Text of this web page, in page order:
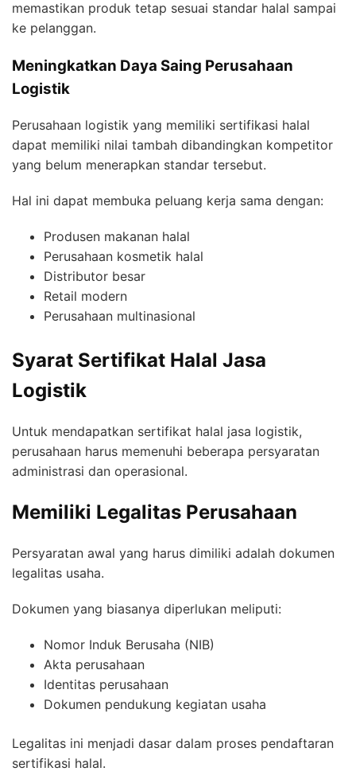
memastikan produk tetap sesuai standar halal sampai
ke pelanggan.
Meningkatkan Daya Saing Perusahaan
Logistik
Perusahaan logistik yang memiliki sertifikasi halal
dapat memiliki nilai tambah dibandingkan kompetitor
yang belum menerapkan standar tersebut.
Hal ini dapat membuka peluang kerja sama dengan:
Produsen makanan halal
Perusahaan kosmetik halal
Distributor besar
Retail modern
Perusahaan multinasional
Syarat Sertifikat Halal Jasa
Logistik
Untuk mendapatkan sertifikat halal jasa logistik,
perusahaan harus memenuhi beberapa persyaratan
administrasi dan operasional.
Memiliki Legalitas Perusahaan
Persyaratan awal yang harus dimiliki adalah dokumen
legalitas usaha.
Dokumen yang biasanya diperlukan meliputi:
Nomor Induk Berusaha (NIB)
Akta perusahaan
Identitas perusahaan
Dokumen pendukung kegiatan usaha
Legalitas ini menjadi dasar dalam proses pendaftaran
sertifikasi halal.